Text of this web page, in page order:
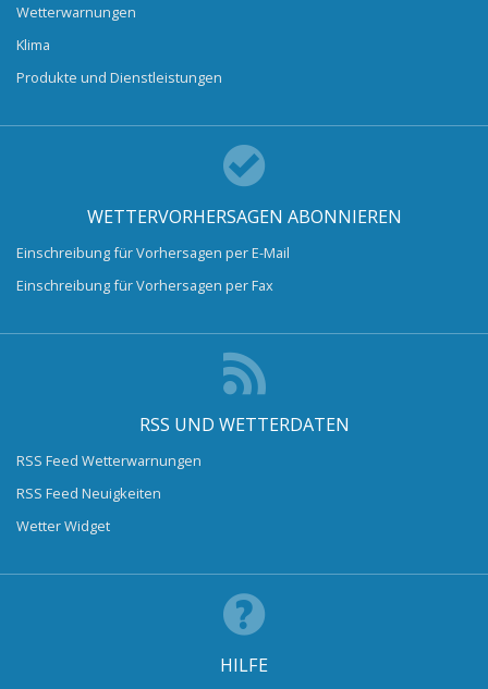
Wetterwarnungen
Klima
Produkte und Dienstleistungen
WETTERVORHERSAGEN ABONNIEREN
Einschreibung für Vorhersagen per E-Mail
Einschreibung für Vorhersagen per Fax
RSS UND WETTERDATEN
RSS Feed Wetterwarnungen
RSS Feed Neuigkeiten
Wetter Widget
HILFE